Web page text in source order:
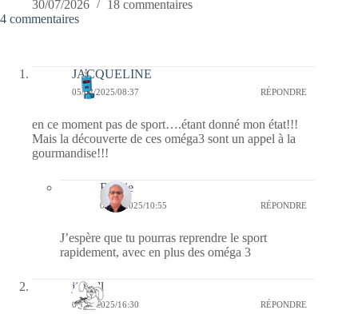
30/07/2026
18 commentaires
4 commentaires
JACQUELINE
05/02/2025/08:37 RÉPONDRE
en ce moment pas de sport….étant donné mon état!!!
Mais la découverte de ces oméga3 sont un appel à la
gourmandise!!!
Bernie
09/02/2025/10:55 RÉPONDRE
J’espère que tu pourras reprendre le sport
rapidement, avec en plus des oméga 3
jill bill
04/02/2025/16:30 RÉPONDRE